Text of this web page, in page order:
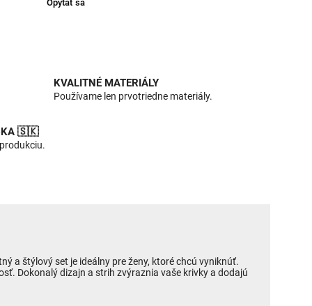
Opýtať sa
KVALITNÉ MATERIÁLY
Používame len prvotriedne materiály.
🇸🇰
a štýlový set je ideálny pre ženy, ktoré chcú vyniknúť.
Dokonalý dizajn a strih zvýraznia vaše krivky a dodajú